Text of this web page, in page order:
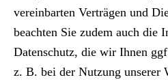
vereinbarten Verträgen und
beachten Sie zudem auch die
Datenschutz, die wir Ihnen
z. B. bei der Nutzung unserer